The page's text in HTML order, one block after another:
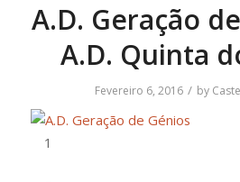
A.D. Geração
A.D. Quinta
Fevereiro 6, 2016 / by